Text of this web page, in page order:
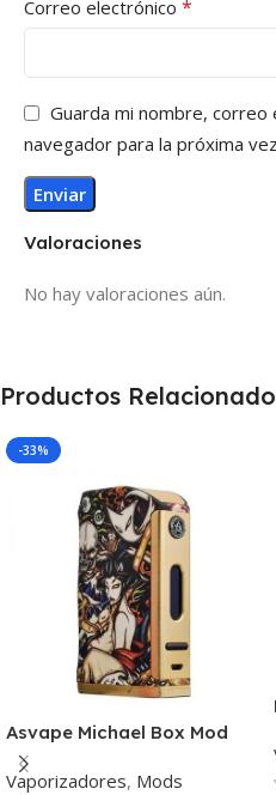
Valoraciones
No hay valoraciones aún.
Correo electrónico *
Guarda mi nombre,
navegador para la próxima
Productos
-33%
Asvape Michael Box Mod
Vaporizadores, Mods